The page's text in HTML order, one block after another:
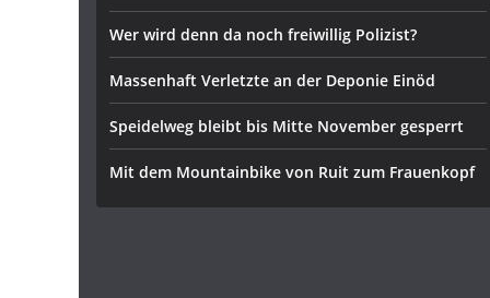
Wer wird denn da noch freiwillig Polizist?
Massenhaft Verletzte an der Deponie Einöd
Speidelweg bleibt bis Mitte November gesperrt
Mit dem Mountainbike von Ruit zum Frauenkopf